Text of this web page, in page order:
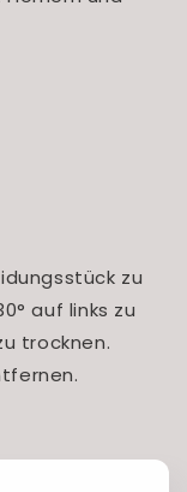
zu
auf links zu
trocknen.